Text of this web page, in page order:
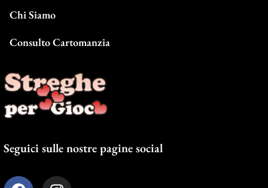
Chi Siamo
Consulto Cartomanzia
Seguici sulle nostre pagine social
F I